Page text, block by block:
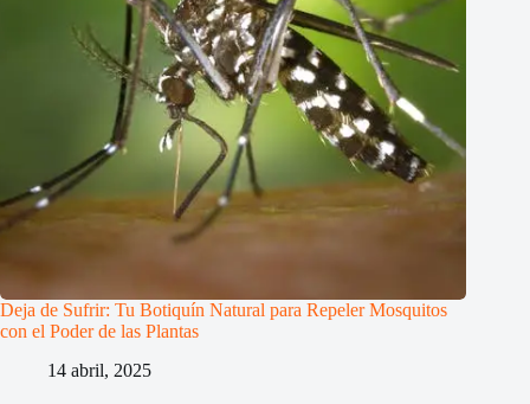
Deja de Sufrir: Tu Botiquín Natural para Repeler Mosquitos
con el Poder de las Plantas
14 abril, 2025